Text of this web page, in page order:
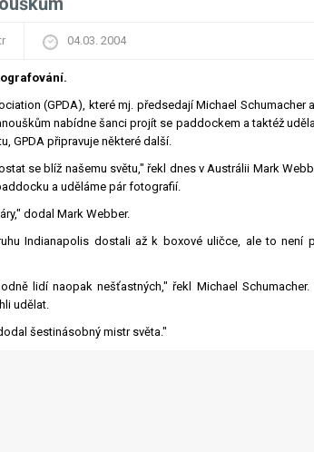
04.03. 2004
(GPDA), které mj. předsedají Michael Schumacher
nabídne šanci projít se paddockem a taktéž
GPDA připravuje některé další.
se blíž našemu světu," řekl dnes v Austrálii Mark
a uděláme pár fotografií.
dodal Mark Webber.
Indianapolis dostali až k boxové uličce, ale to není
lidí naopak nešťastných," řekl Michael
udělat.
šestinásobný mistr světa."